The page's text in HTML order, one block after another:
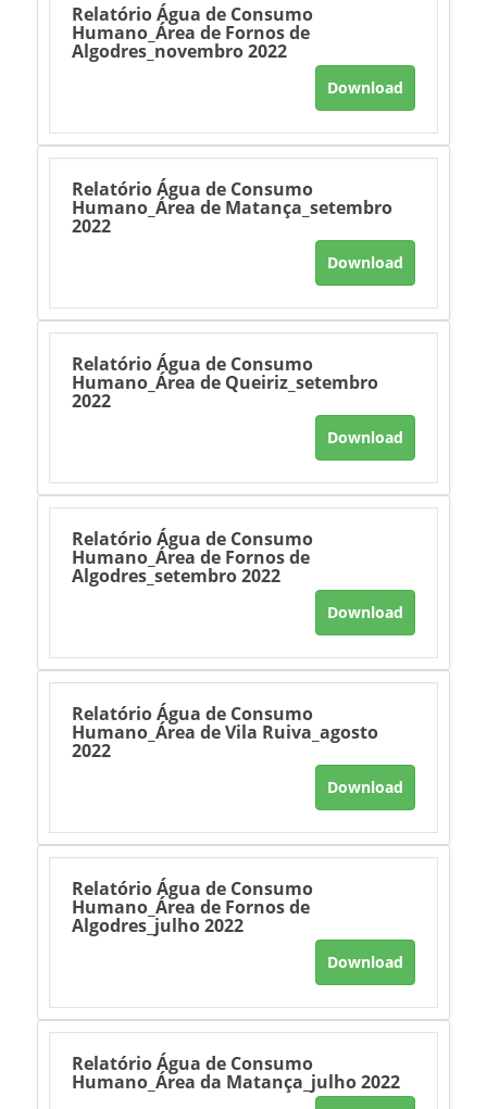
Relatório Água de Consumo
Humano_Área de Fornos de
Algodres_novembro 2022
Download
Relatório Água de Consumo
Humano_Área de Matança_setembro
2022
Download
Relatório Água de Consumo
Humano_Área de Queiriz_setembro
2022
Download
Relatório Água de Consumo
Humano_Área de Fornos de
Algodres_setembro 2022
Download
Relatório Água de Consumo
Humano_Área de Vila Ruiva_agosto
2022
Download
Relatório Água de Consumo
Humano_Área de Fornos de
Algodres_julho 2022
Download
Relatório Água de Consumo
Humano_Área da Matança_julho 2022